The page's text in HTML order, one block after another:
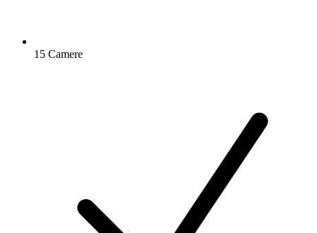
15 Camere